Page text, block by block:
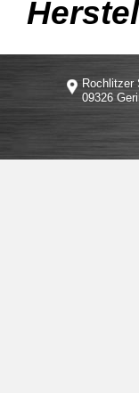
Rochlitzer
09326